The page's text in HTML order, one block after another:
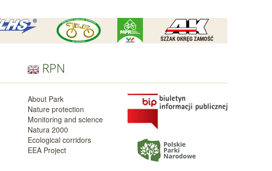
RPN
About Park
Nature protection
Monitoring and science
Natura 2000
Ecological corridors
EEA Project